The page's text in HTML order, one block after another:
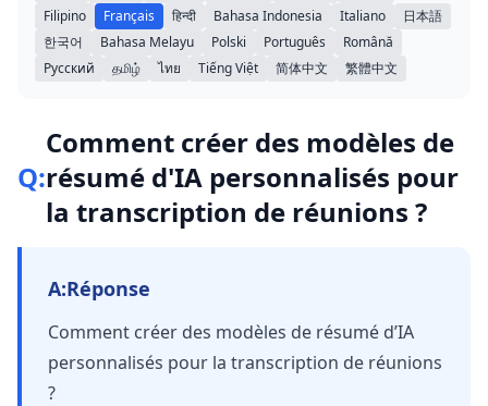
Filipino
Français हिन्दी Bahasa Indonesia Italiano
日本語
한국어
Bahasa Melayu Polski Português
Română
Русский
தமிழ் ไทย Tiếng Việt 简体中文 繁體中文
Q:
Comment créer des modèles de
résumé d'IA personnalisés pour
la transcription de réunions ?
A:Réponse
Comment créer des modèles de résumé d’IA
personnalisés pour la transcription de réunions
?